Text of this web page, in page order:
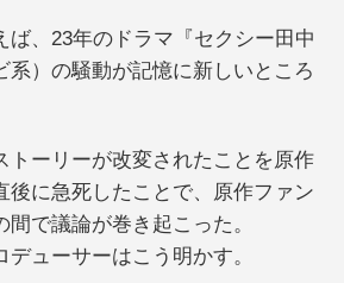
ば、23年のドラマ『セクシー田中
系）の騒動が記憶に新しいところ
ーリーが改変されたことを原作
後に急死したことで、原作ファン
で議論が巻き起こった。
ューサーはこう明かす。